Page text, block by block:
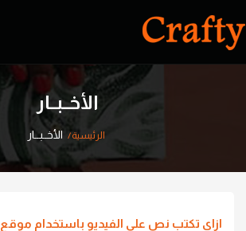
الأخــبــار
الرئيسية الأخــبــار
ازاي تكتب نص على الفيديو باستخدام موقع Zeemo؟